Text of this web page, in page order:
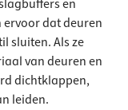
en
ervoor dat deuren
sluiten. Als ze
van deuren en
dichtklappen,
leiden.